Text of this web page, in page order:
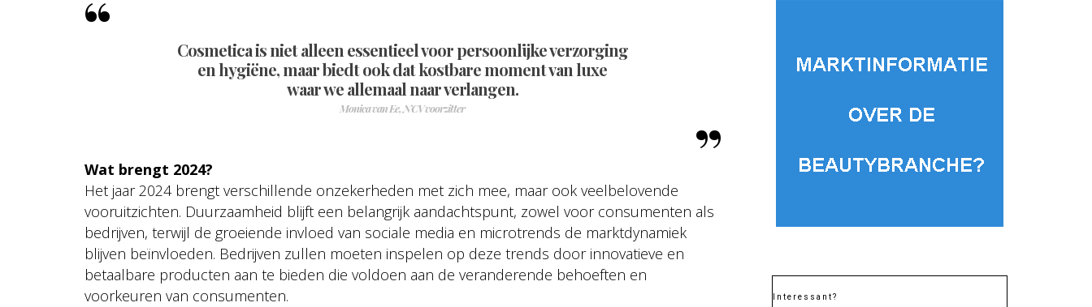
Cosmetica is niet alleen essentieel voor persoonlijke verzorging
en hygiëne, maar biedt ook dat kostbare moment van luxe
waar we allemaal naar verlangen.
Monica van Ee, NCV voorzitter
Wat brengt 2024?
Het jaar 2024 brengt verschillende onzekerheden met zich mee, maar ook veelbelovende
vooruitzichten. Duurzaamheid blijft een belangrijk aandachtspunt, zowel voor consumenten als
bedrijven, terwijl de groeiende invloed van sociale media en microtrends de marktdynamiek
blijven beïnvloeden. Bedrijven zullen moeten inspelen op deze trends door innovatieve en
betaalbare producten aan te bieden die voldoen aan de veranderende behoeften en
voorkeuren van consumenten.
Interessant?